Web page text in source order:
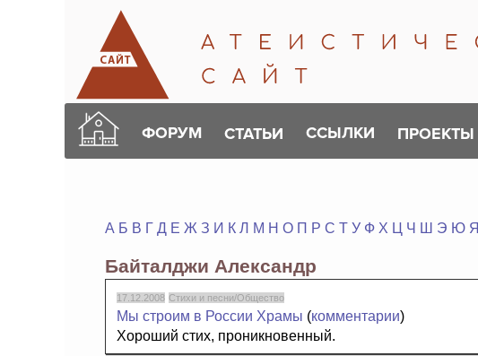
ФОРУМ СТАТЬИ ССЫЛКИ ПРОЕКТЫ
А Б В Г Д Е Ж З И К Л М Н О П Р С Т У Ф Х Ц Ч Ш Э Ю Я
Байталджи Александр
17.12.2008 Стихи и песни/Общество
Мы строим в России Храмы (комментарии)
Хороший стих, проникновенный.